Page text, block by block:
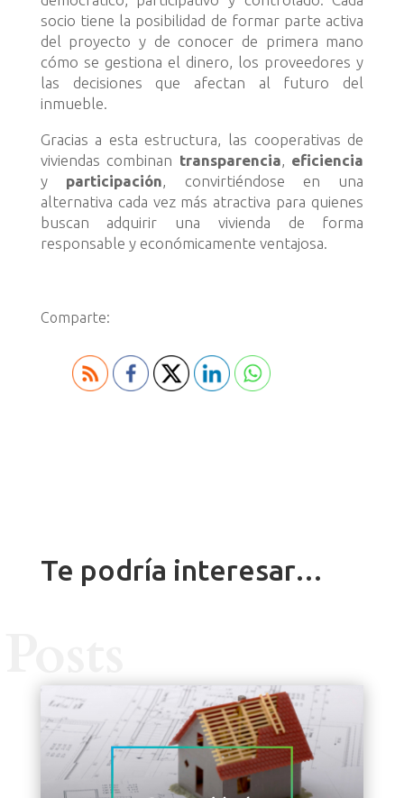
socio tiene la posibilidad de formar parte activa
del proyecto y de conocer de primera mano
cómo se gestiona el dinero, los proveedores y
las decisiones que afectan al futuro del
inmueble.
Gracias a esta estructura, las cooperativas de
viviendas combinan transparencia
eficiencia
y participación , convirtiéndose en una
alternativa cada vez más atractiva para quienes
buscan adquirir una vivienda de forma
responsable y económicamente ventajosa.
Comparte:
Te podría interesar…